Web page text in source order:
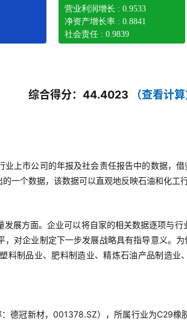
营业利润增长 : 0.9533
净资产增长率 : 0.8841
社会责任 : 0.9839
综合得分：44.4023 （查看计算
上市公司的年报及社会责任报告中的数据，
一个数据，该数据可以直观地反映石油和化工
展方面。企业可以将自家的相关数据逐项与
对企业制定下一步发展战略具有指导意义。
料制品业、肥料制造业、精炼石油产品制造
德冠新材，001378.SZ），所属行业为C29